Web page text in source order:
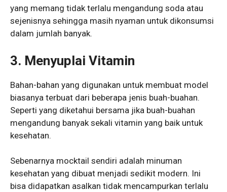
yang memang tidak terlalu mengandung soda atau
sejenisnya sehingga masih nyaman untuk dikonsumsi
dalam jumlah banyak.
3. Menyuplai Vitamin
Bahan-bahan yang digunakan untuk membuat model
biasanya terbuat dari beberapa jenis buah-buahan.
Seperti yang diketahui bersama jika buah-buahan
mengandung banyak sekali vitamin yang baik untuk
kesehatan.
Sebenarnya mocktail sendiri adalah minuman
kesehatan yang dibuat menjadi sedikit modern. Ini
bisa didapatkan asalkan tidak mencampurkan terlalu